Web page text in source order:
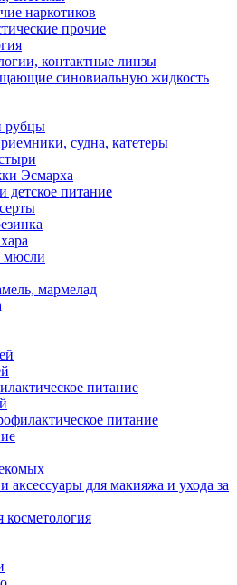
наркотиков
прочие
контактные линзы
синовиальную жидкость
рубцы
судна, катетеры
Эсмарха
детское питание
мюсли
мармелад
питание
питание
аксессуары для макияжа и ухода за